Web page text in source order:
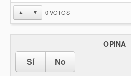
▲ ▼ 0VOTOS
OPINA
Sí No